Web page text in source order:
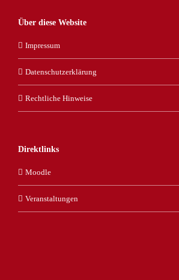
Über diese Website
Impressum
Datenschutzerklärung
Rechtliche Hinweise
Direktlinks
Moodle
Veranstaltungen